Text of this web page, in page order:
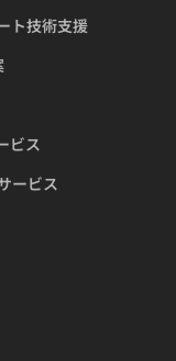
ト技術支援
ビス
ービス